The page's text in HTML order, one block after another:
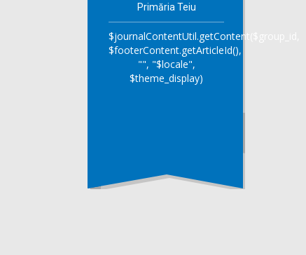
Primăria Teiu
$journalContentUtil.getContent($group_id,
$footerContent.getArticleId(),
"", "$locale",
$theme_display)